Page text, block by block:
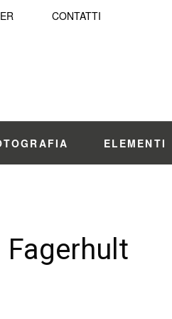
CONTATTI
ELEMENTI
Fagerhult